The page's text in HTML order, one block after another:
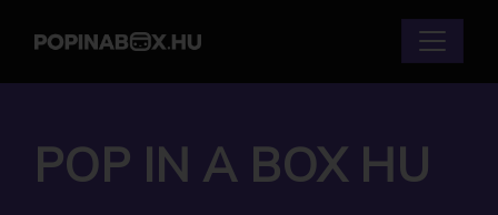
POP IN A BOX HU